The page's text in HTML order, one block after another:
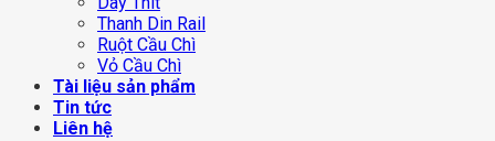
Thanh Din Rail
Ruột Cầu Chì
Vỏ Cầu Chì
Tài liệu sản phẩm
Tin tức
Liên hệ